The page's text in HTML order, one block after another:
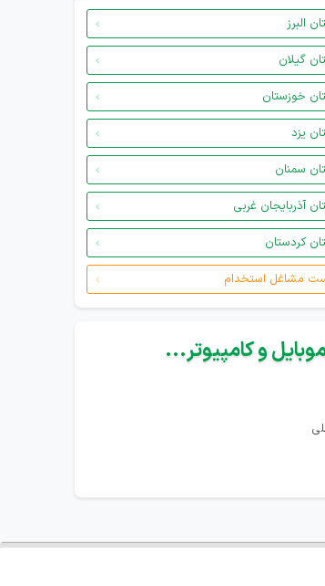
البرز
گیلان
خوزستان
یزد
سمنان
آذربایجان غربی
کردستان
مشاغل استخدام
و کامپیوتر...